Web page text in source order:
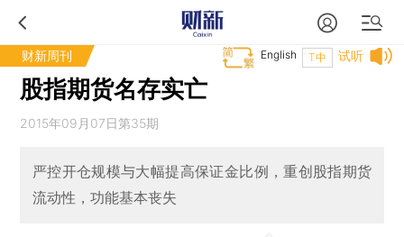
财新周刊 试听
T中
English
股指期货名存实亡
2015年09月07日第35期
严控开仓规模与大幅提高保证金比例，重创股指期货
流动性，功能基本丧失